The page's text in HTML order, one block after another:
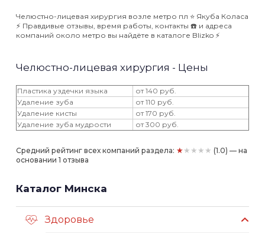
Челюстно-лицевая хирургия возле метро пл ⭐️ Якуба Коласа
⚡️ Правдивые отзывы, время работы, контакты ☎️ и адреса
компаний около метро вы найдёте в каталоге Blizko ⚡️
Челюстно-лицевая хирургия - Цены
Пластика уздечки языка
от 140 руб.
Удаление зуба
от 110 руб.
Удаление кисты
от 170 руб.
Удаление зуба мудрости
от 300 руб.
Средний рейтинг всех компаний раздела: ★★★★★ (1.0) — на
основании 1 отзыва
Каталог Минска
Здоровье